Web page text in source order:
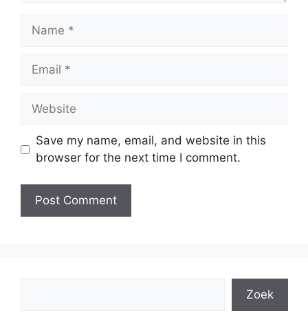
Name
Email
Website
Save my name, email, and website in this
browser for the next time I comment.
Zoek